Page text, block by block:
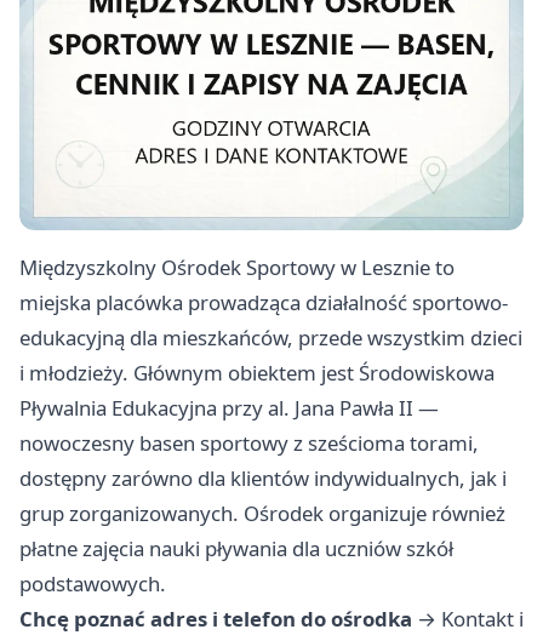
Międzyszkolny Ośrodek Sportowy w Lesznie to
miejska placówka prowadząca działalność sportowo-
edukacyjną dla mieszkańców, przede wszystkim dzieci
i młodzieży. Głównym obiektem jest Środowiskowa
Pływalnia Edukacyjna przy al. Jana Pawła II —
nowoczesny basen sportowy z sześcioma torami,
dostępny zarówno dla klientów indywidualnych, jak i
grup zorganizowanych. Ośrodek organizuje również
płatne zajęcia nauki pływania dla uczniów szkół
podstawowych.
Chcę poznać adres i telefon do ośrodka → Kontakt i